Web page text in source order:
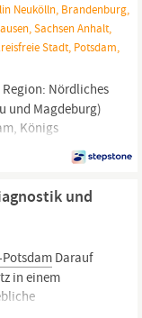
Neukölln, Brandenburg,
Sachsen Anhalt,
Stadt, Potsdam,
Nördliches
und Magdeburg)
Königs
Schönefeld)
die
Produkte im
und
Darauf
in einem